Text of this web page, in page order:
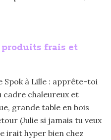
frais et
Spok à Lille : apprête-toi
chaleureux et
grande table en bois
(Julie si jamais tu veux
irait hyper bien chez